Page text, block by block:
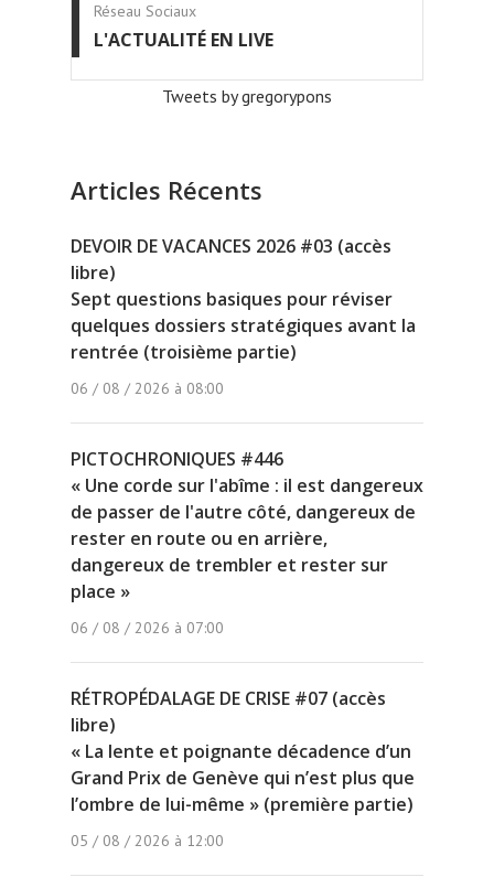
Réseau Sociaux
L'ACTUALITÉ EN LIVE
Tweets by gregorypons
Articles Récents
DEVOIR DE VACANCES 2026 #03 (accès
libre)
Sept questions basiques pour réviser
quelques dossiers stratégiques avant la
rentrée (troisième partie)
06 / 08 / 2026 à 08:00
PICTOCHRONIQUES #446
« Une corde sur l'abîme : il est dangereux
de passer de l'autre côté, dangereux de
rester en route ou en arrière,
dangereux de trembler et rester sur
place »
06 / 08 / 2026 à 07:00
RÉTROPÉDALAGE DE CRISE #07 (accès
libre)
« La lente et poignante décadence d’un
Grand Prix de Genève qui n’est plus que
l’ombre de lui-même » (première partie)
05 / 08 / 2026 à 12:00